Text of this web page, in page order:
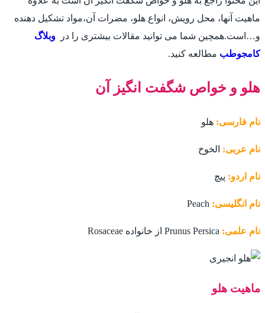
ماهیت آنها، محل رویش، انواع هلو، مضرات آن،مواد تشکیل دهنده
و…است.همچین شما می توانید مقالات بیشتری را در وبلاگ
کامجوطب مطالعه کنید.
هلو و خواص شگفت انگیز آن
نام فارسی: هلو
نام عربی: الخوخ
نام اردو: پیچ
نام انگلیسی:
نام علمی:
ماهیت هلو